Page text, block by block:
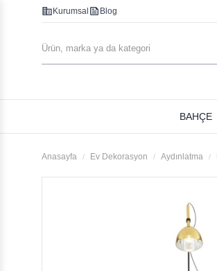
corporate_fare Kurumsal feed Blog
BAHÇE
Anasayfa Ev Dekorasyon Aydınlatma